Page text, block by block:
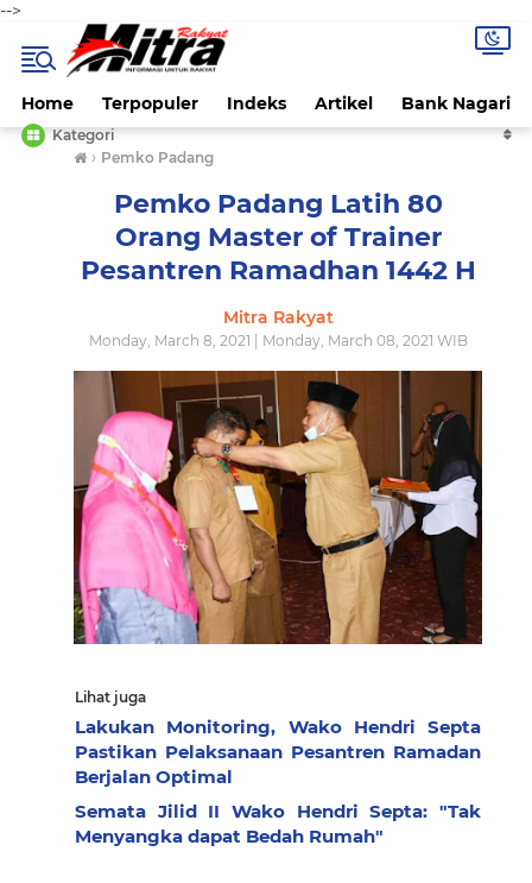
-->
Home Terpopuler Indeks Artikel Bank Nagari
Kategori
› Pemko Padang
Pemko Padang Latih 80
Orang Master of Trainer
Pesantren Ramadhan 1442 H
Mitra Rakyat
Monday, March 8, 2021 | Monday, March 08, 2021 WIB
Lihat juga
Lakukan Monitoring, Wako Hendri Septa
Pastikan Pelaksanaan Pesantren Ramadan
Berjalan Optimal
Semata Jilid II Wako Hendri Septa: "Tak
Menyangka dapat Bedah Rumah"